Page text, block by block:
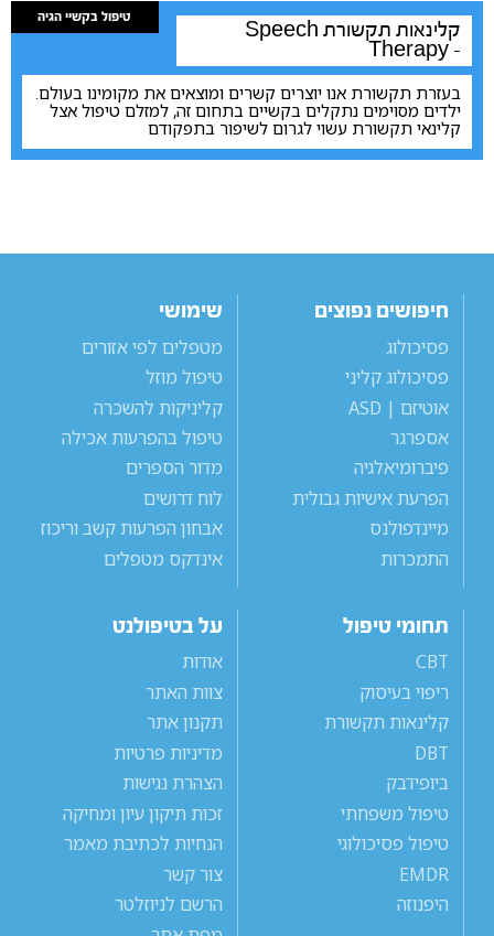
טיפול בקשיי הגיה
קלינאות תקשורת Speech
Therapy -
בעזרת תקשורת אנו יוצרים קשרים ומוצאים את מקומינו בעולם.
ילדים מסוימים נתקלים בקשיים בתחום זה, למזלם טיפול אצל
קלינאי תקשורת עשוי לגרום לשיפור בתפקודם
חיפושים נפוצים
פסיכולוג
פסיכולוג קליני
אוטיזם | ASD
אספרגר
פיברומיאלגיה
הפרעת אישיות גבולית
מיינדפולנס
התמכרות
שימושי
מטפלים לפי אזורים
טיפול מוזל
קליניקות להשכרה
טיפול בהפרעות אכילה
מדור הספרים
לוח דרושים
אבחון הפרעות קשב וריכוז
אינדקס מטפלים
תחומי טיפול
CBT
ריפוי בעיסוק
קלינאות תקשורת
DBT
ביופידבק
טיפול משפחתי
טיפול פסיכולוגי
EMDR
היפנוזה
על בטיפולנט
אודות
צוות האתר
תקנון אתר
מדיניות פרטיות
הצהרת נגישות
זכות תיקון עיון ומחיקה
הנחיות לכתיבת מאמר
צור קשר
הרשם לניוזלטר